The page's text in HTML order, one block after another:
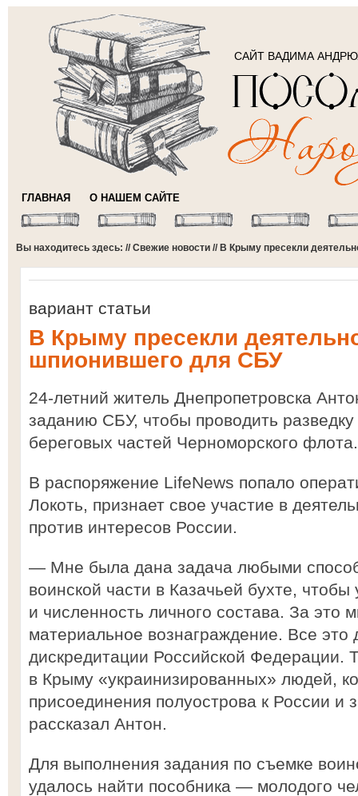
САЙТ ВАДИМА
ГЛАВНАЯ О НАШЕМ САЙТЕ
Вы находитесь здесь: //Свежие новости // В Крыму пресекли
вариант статьи
В Крыму пресекли
шпионившего для СБУ
24-летний житель Днепропетровска
заданию СБУ, чтобы проводить
береговых частей Черноморского флота.
В распоряжение LifeNews попало
Локоть, признает свое участие в
против интересов России.
— Мне была дана задача любыми
воинской части в Казачьей бухте, чтобы
и численность личного состава. За это
материальное вознаграждение. Все это
дискредитации Российской Федерации.
в Крыму «украинизированных» людей,
присоединения полуострова к России и
рассказал Антон.
Для выполнения задания по съемке
удалось найти пособника — молодого